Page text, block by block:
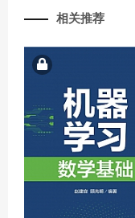
相关推荐